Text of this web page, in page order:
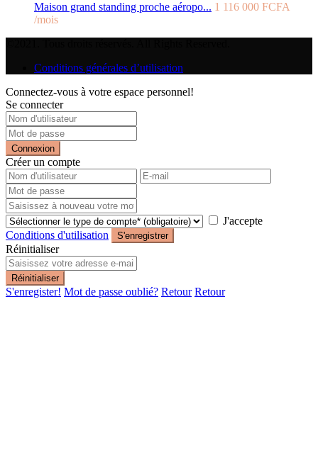
Maison grand standing proche aéropo... 1 116 000 FCFA
/mois
Conditions générales d’utilisation
Connectez-vous à votre espace personnel!
Se connecter
Connexion
Créer un compte
J'accepte
Conditions d'utilisation
S'enregistrer
Réinitialiser
Réinitialiser
S'enregister! Mot de passe oublié? Retour Retour